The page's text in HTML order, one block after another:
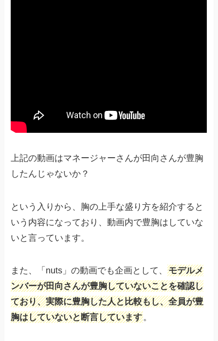
上記の動画はマネージャーさんが田向さんが豊胸
したんじゃないか？
という入りから、胸の上手な盛り方を紹介すると
いう内容になっており、動画内で豊胸はしていな
いと言っています。
また、「nuts」の動画でも企画として、モデルメ
ンバーが田向さんが豊胸していないことを確認し
ており、実際に豊胸した人と比較もし、全員が豊
胸はしていないと断言しています。